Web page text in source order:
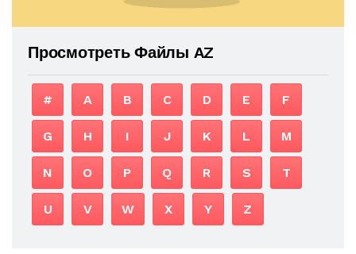
Просмотреть Файлы AZ
# A B C D E F
G H I J K L M
N O P Q R S T
U V W X Y Z